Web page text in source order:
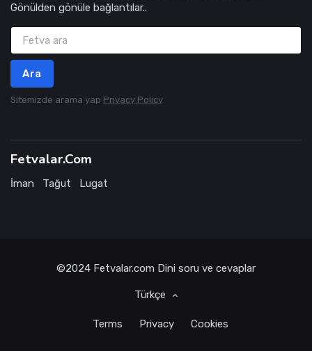
Gönülden gönüle bağlantılar..
Ara
Sitemizde arama yap Privacy Policy
Fetvalar.Com
İman Tağut Lugat
©2024 Fetvalar.com Dini soru ve cevaplar
Türkçe
Terms Privacy Cookies